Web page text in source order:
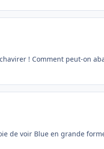
! Comment peut-on
de voir Blue en grande